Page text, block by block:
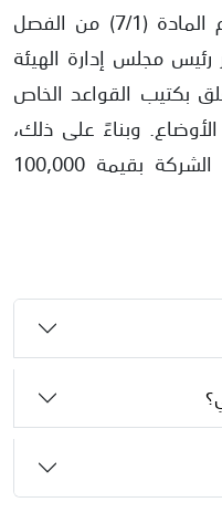
هذا الإخلال اعتُبر مخالفة لأحكام المادة (7/1) من الفصل
مجلس إدارة الهيئة
2021، والمتعلق بكتيب القواعد الخاص
وبناءً على ذلك،
فرضت الهيئة غرامة مالية على الشركة بقيمة 100,000